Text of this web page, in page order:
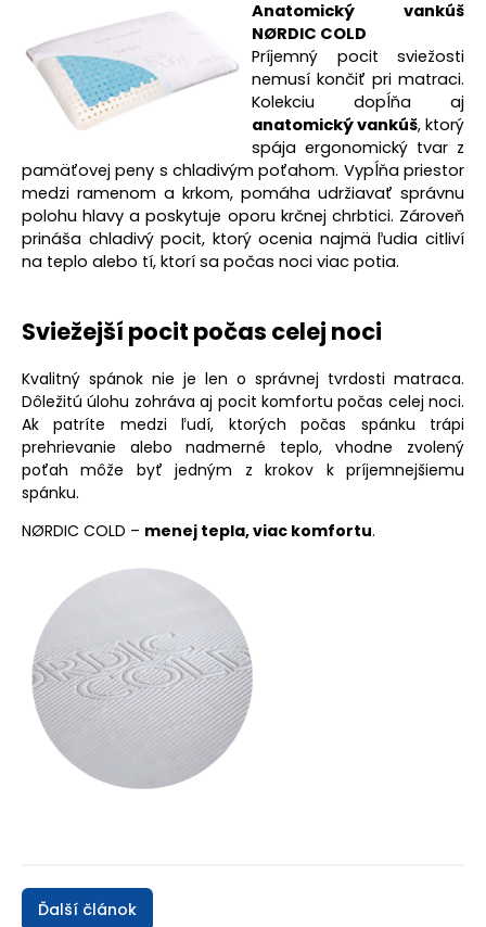
Anatomický vankúš
NØRDIC COLD
Príjemný pocit sviežosti
nemusí končiť pri matraci.
Kolekciu dopĺňa aj
anatomický vankúš, ktorý
spája ergonomický tvar z
pamäťovej peny s chladivým poťahom. Vypĺňa priestor
medzi ramenom a krkom, pomáha udržiavať správnu
polohu hlavy a poskytuje oporu krčnej chrbtici. Zároveň
prináša chladivý pocit, ktorý ocenia najmä ľudia citliví
na teplo alebo tí, ktorí sa počas noci viac potia.
Sviežejší pocit počas celej noci
Kvalitný spánok nie je len o správnej tvrdosti matraca.
Dôležitú úlohu zohráva aj pocit komfortu počas celej noci.
Ak patríte medzi ľudí, ktorých počas spánku trápi
prehrievanie alebo nadmerné teplo, vhodne zvolený
poťah môže byť jedným z krokov k príjemnejšiemu
spánku.
NØRDIC COLD – menej tepla, viac komfortu.
Ďalší článok